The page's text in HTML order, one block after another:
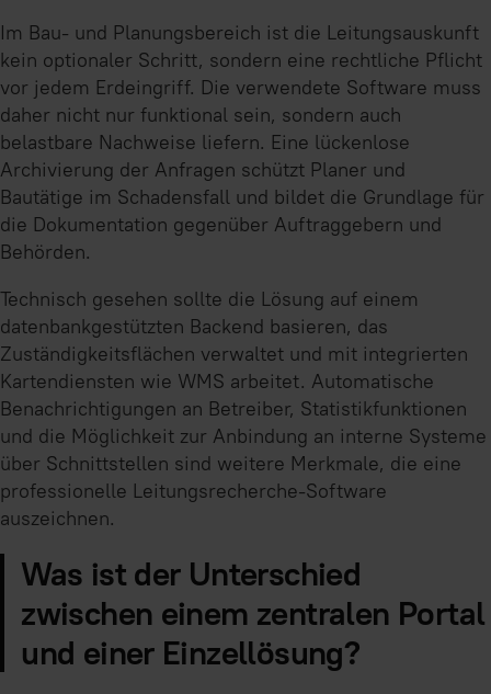
Im Bau- und Planungsbereich ist die Leitungsauskunft
kein optionaler Schritt, sondern eine rechtliche Pflicht
vor jedem Erdeingriff. Die verwendete Software muss
daher nicht nur funktional sein, sondern auch
belastbare Nachweise liefern. Eine lückenlose
Archivierung der Anfragen schützt Planer und
Bautätige im Schadensfall und bildet die Grundlage für
die Dokumentation gegenüber Auftraggebern und
Behörden.
Technisch gesehen sollte die Lösung auf einem
datenbankgestützten Backend basieren, das
Zuständigkeitsflächen verwaltet und mit integrierten
Kartendiensten wie WMS arbeitet. Automatische
Benachrichtigungen an Betreiber, Statistikfunktionen
und die Möglichkeit zur Anbindung an interne Systeme
über Schnittstellen sind weitere Merkmale, die eine
professionelle Leitungsrecherche-Software
auszeichnen.
Was ist der Unterschied
zwischen einem zentralen Portal
und einer Einzellösung?